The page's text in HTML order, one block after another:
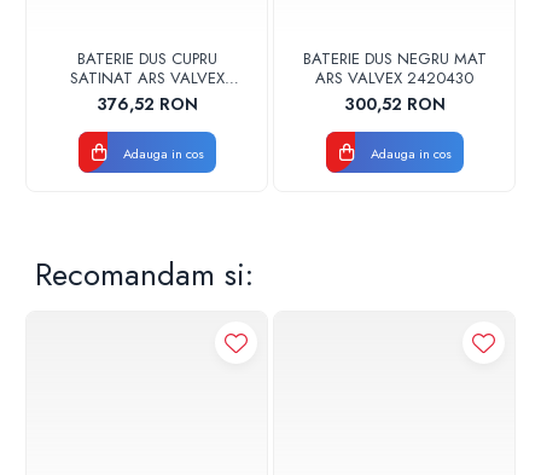
BATERIE DUS CUPRU
SATINAT ARS VALVEX
2420530
376,52 RON
Adauga in cos
BATERIE DUS NEGRU MAT
ARS VALVEX 2420430
300,52 RON
Adauga in cos
Recomandam si: